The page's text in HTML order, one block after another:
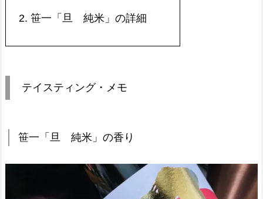
2. 笹一「旦 純米」の詳細
テイスティング・メモ
笹一「旦 純米」の香り